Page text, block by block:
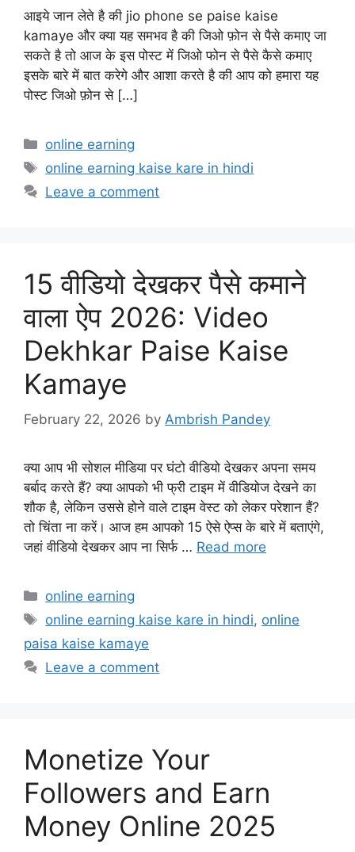
आइये जान लेते है की jio phone se paise kaise
kamaye और क्या यह समभव है की जिओ फ़ोन से पैसे कमाए जा
सकते है तो आज के इस पोस्ट में जिओ फोन से पैसे कैसे कमाए
इसके बारे में बात करेगे और आशा करते है की आप को हमारा यह
पोस्ट जिओ फ़ोन से […]
Categories
online earning
Tags
online earning kaise kare in hindi
Leave a comment
15 वीडियो देखकर पैसे कमाने
वाला ऐप 2026: Video
Dekhkar Paise Kaise
Kamaye
February 22, 2026 by Ambrish Pandey
क्या आप भी सोशल मीडिया पर घंटो वीडियो देखकर अपना समय
बर्बाद करते हैं? क्या आपको भी फ्री टाइम में वीडियोज देखने का
शौक है, लेकिन उससे होने वाले टाइम वेस्ट को लेकर परेशान हैं?
तो चिंता ना करें। आज हम आपको 15 ऐसे ऐप्स के बारे में बताएंगे,
जहां वीडियो देखकर आप ना सिर्फ … Read more
Categories
online earning
Tags
online earning kaise kare in hindi, online
paisa kaise kamaye
Leave a comment
Monetize Your
Followers and Earn
Money Online 2025